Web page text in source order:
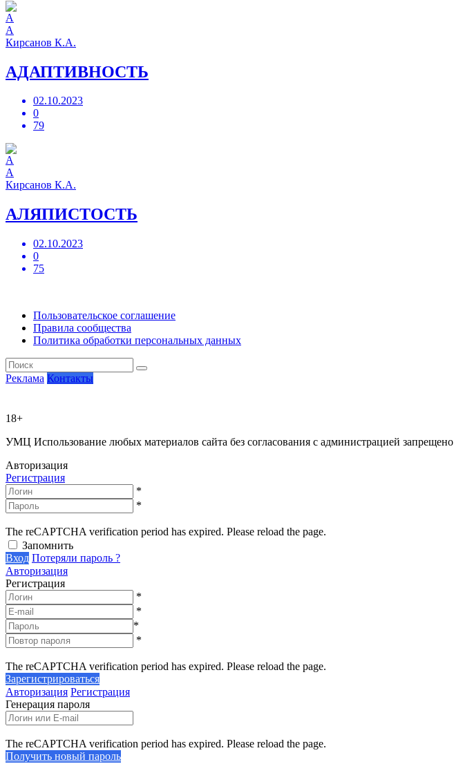
А
Кирсанов К.А.
АДАПТИВНОСТЬ
02.10.2023
0
79
А
Кирсанов К.А.
АЛЯПИСТОСТЬ
02.10.2023
0
75
Пользовательское соглашение
Правила сообщества
Политика обработки персональных данных
Реклама Контакты
18+
УМЦ Использование любых материалов сайта без согласования с администрацией запрещено
Авторизация
Регистрация
*
*
The reCAPTCHA verification period has expired. Please reload the page.
Запомнить
Вход Потеряли пароль ?
Авторизация
Регистрация
*
*
*
*
The reCAPTCHA verification period has expired. Please reload the page.
Зарегистрироваться
Авторизация Регистрация
Генерация пароля
The reCAPTCHA verification period has expired. Please reload the page.
Получить новый пароль